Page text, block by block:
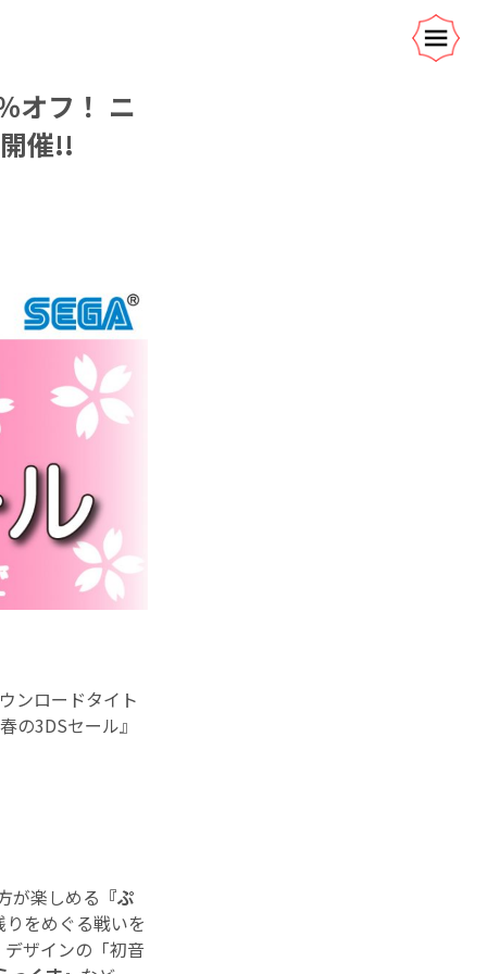
オフ！ ニ
催!!
ンロードタイト
の3DSセール』
が楽しめる 『ぷ
をめぐる戦いを
ザインの「初音